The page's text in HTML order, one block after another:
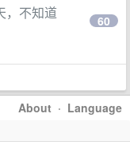
，不知道
60
About · Language